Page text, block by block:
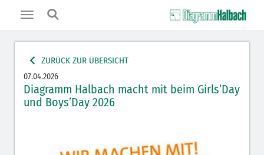
Toggle
ZURÜCK ZUR ÜBERSICHT
07.04.2026
Diagramm Halbach macht mit beim Girls’Day
und Boys’Day 2026